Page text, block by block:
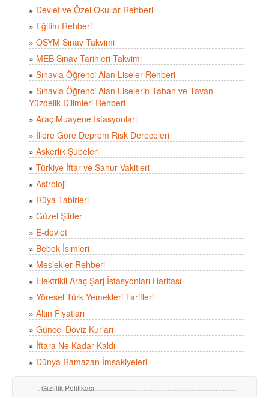
» Devlet ve Özel Okullar Rehberi
» Eğitim Rehberi
» ÖSYM Sınav Takvimi
» MEB Sınav Tarihleri Takvimi
» Sınavla Öğrenci Alan Liseler Rehberi
» Sınavla Öğrenci Alan Liselerin Taban ve Tavan
Yüzdelik Dilimleri Rehberi
» Araç Muayene İstasyonları
» İllere Göre Deprem Risk Dereceleri
» Askerlik Şubeleri
» Türkiye İftar ve Sahur Vakitleri
» Astroloji
» Rüya Tabirleri
» Güzel Şiirler
» E-devlet
» Bebek İsimleri
» Meslekler Rehberi
» Elektrikli Araç Şarj İstasyonları Haritası
» Yöresel Türk Yemekleri Tarifleri
» Altın Fiyatları
» Güncel Döviz Kurları
» İftara Ne Kadar Kaldı
» Dünya Ramazan İmsakiyeleri
Gizlilik Politikası